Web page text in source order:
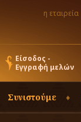
η εταιρεία
Είσοδος -
Εγγραφή μελών
Συνιστούμε